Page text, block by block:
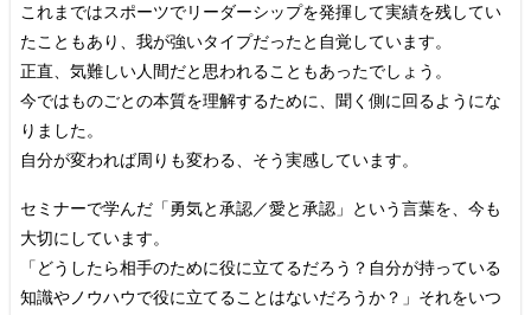
これまではスポーツでリーダーシップを発揮して実績を残してい
たこともあり、我が強いタイプだったと自覚しています。
正直、気難しい人間だと思われることもあったでしょう。
今ではものごとの本質を理解するために、聞く側に回るようにな
りました。
自分が変われば周りも変わる、そう実感しています。
セミナーで学んだ「勇気と承認／愛と承認」という言葉を、今も
大切にしています。
「どうしたら相手のために役に立てるだろう？自分が持っている
知識やノウハウで役に立てることはないだろうか？」それをいつ